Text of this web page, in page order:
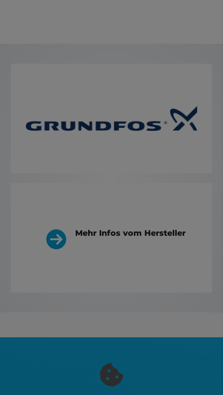
Mehr Infos vom Hersteller